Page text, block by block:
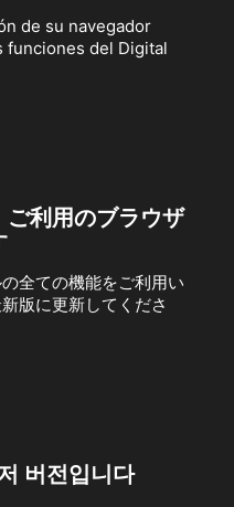
de su navegador
funciones del Digital
利用のブラウザ
全ての機能をご利用い
版に更新してくださ
버전입니다